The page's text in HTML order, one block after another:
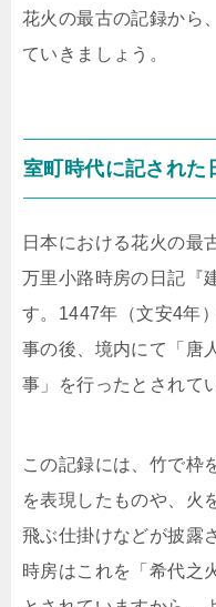
花火の最古の記録から
ていきましょう。
室町時代に記された
日本における花火の最
万里小路時房の日記『
す。1447年（文安4年
事の後、境内にて「唐
事」を行ったとされて
この記録には、竹で枠
を表現したものや、火
飛ぶ仕掛けなどが披露
時房はこれを「希代之